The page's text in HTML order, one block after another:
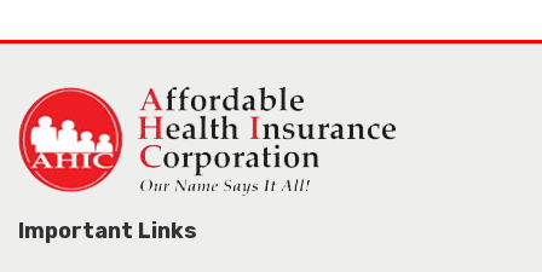
Important Links